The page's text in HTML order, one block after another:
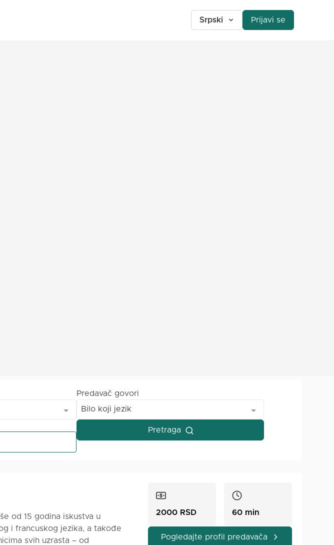
Srpski Prijavi se
Predavač govori
Bilo koji jezik
Pretraga
od 15 godina iskustva u
i francuskog jezika, a takođe
svih uzrasta – od
2000 RSD 60 min
Pogledajte profil predavača